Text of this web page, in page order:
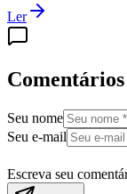
Ler
Comentários
Seu nome
Seu e-mail
Escreva seu